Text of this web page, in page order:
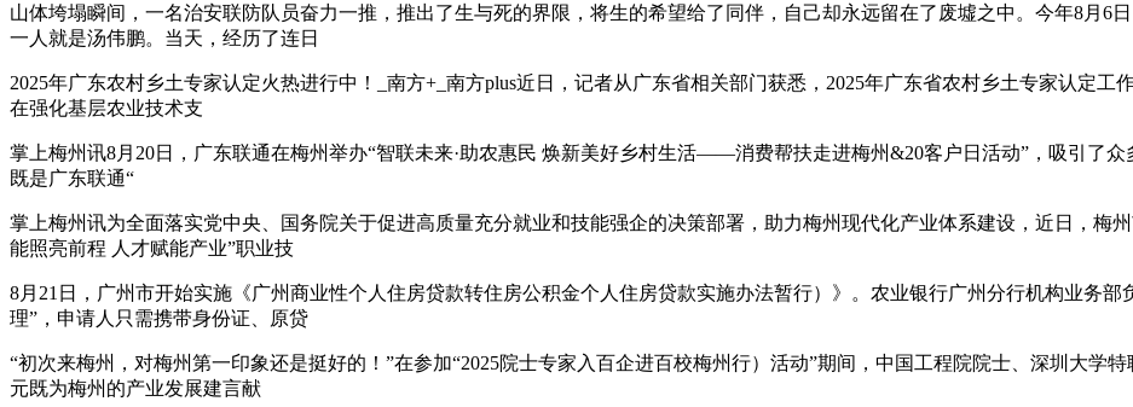
山体垮塌瞬间，一名治安联防队员奋力一推，推出了生与死的界限，将生的希望给了同伴，自己却永远留在了废墟之中。今年8月6
一人就是汤伟鹏。当天，经历了连日
2025年广东农村乡土专家认定火热进行中！_南方+_南方plus近日，记者从广东省相关部门获悉，2025年广东省农村乡土专家认定
在强化基层农业技术支
掌上梅州讯8月20日，广东联通在梅州举办“智联未来·助农惠民 焕新美好乡村生活——消费帮扶走进梅州&20客户日活动”，吸引了
既是广东联通“
掌上梅州讯为全面落实党中央、国务院关于促进高质量充分就业和技能强企的决策部署，助力梅州现代化产业体系建设，近日，梅
能照亮前程 人才赋能产业”职业技
8月21日，广州市开始实施《广州商业性个人住房贷款转住房公积金个人住房贷款实施办法暂行）》。农业银行广州分行机构业务部
理”，申请人只需携带身份证、原贷
“初次来梅州，对梅州第一印象还是挺好的！”在参加“2025院士专家入百企进百校梅州行）活动”期间，中国工程院院士、深圳大学
元既为梅州的产业发展建言献